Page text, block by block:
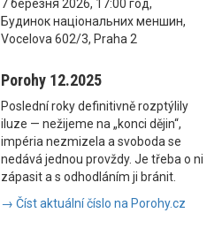
7 березня 2026, 17:00 год,
Будинок національних меншин,
Vocelova 602/3, Praha 2
Porohy 12.2025
Poslední roky definitivně rozptýlily
iluze — nežijeme na „konci dějin“,
impéria nezmizela a svoboda se
nedává jednou provždy. Je třeba o ni
zápasit a s odhodláním ji bránit.
→ Číst aktuální číslo na Porohy.cz